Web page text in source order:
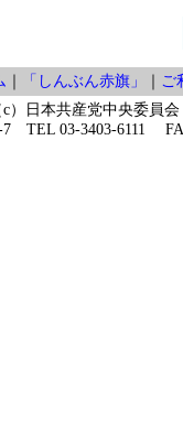
「しんぶん赤旗」
ご
c）日本共産党中央委員会
7 TEL 03-3403-6111